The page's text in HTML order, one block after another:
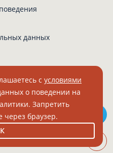
данных
ОГРН 1027802512671
с условиями
о поведении на
Запретить
через браузер.